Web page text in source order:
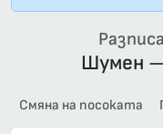
Шумен
Смяна на посоката